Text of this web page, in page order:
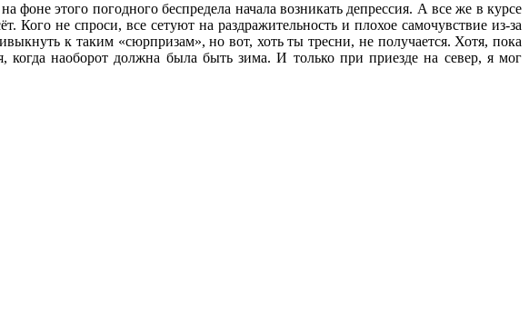
этого погодного беспредела начала возникать депрессия. А все же в курсе
Кого не спроси, все сетуют на раздражительность и плохое самочувствие из-за
к таким «сюрпризам», но вот, хоть ты тресни, не получается. Хотя, пока
наоборот должна была быть зима. И только при приезде на север, я мог